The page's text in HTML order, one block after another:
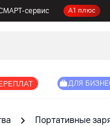
сервис А1 плюс
ДЛЯ
Портативные